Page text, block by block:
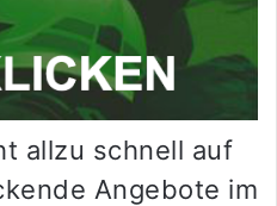
allzu schnell auf
Angebote im